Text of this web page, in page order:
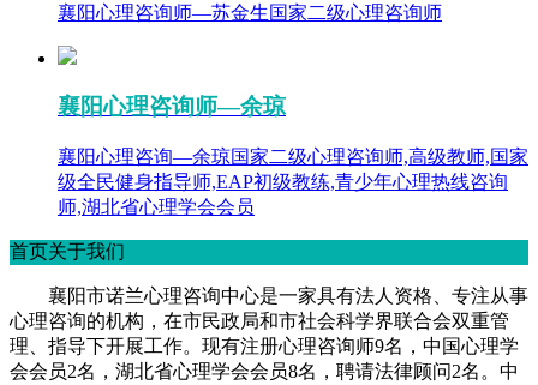
襄阳心理咨询师—苏金生国家二级心理咨询师
襄阳心理咨询师—余琼
襄阳心理咨询—余琼国家二级心理咨询师,高级教师,国家
级全民健身指导师,EAP初级教练,青少年心理热线咨询
师,湖北省心理学会会员
首页关于我们
襄阳市诺兰心理咨询中心是一家具有法人资格、专注从事
心理咨询的机构，在市民政局和市社会科学界联合会双重管
理、指导下开展工作。现有注册心理咨询师9名，中国心理学
会会员2名，湖北省心理学会会员8名，聘请法律顾问2名。中